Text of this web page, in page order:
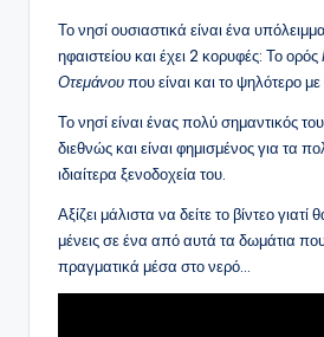
Το νησί ουσιαστικά είναι ένα
ηφαιστείου και έχει 2 κορυφές: Το ορός
Οτεμάνουπου είναι και το ψηλότερο
Το νησί είναι ένας πολύ σημαντικός
διεθνώς και είναι φημισμένος για τα
ιδιαίτερα ξενοδοχεία του.
Αξίζει μάλιστα να δείτε το βίντεο γιατί
μένεις σε ένα από αυτά τα δωμάτια
πραγματικά μέσα στο νερό…